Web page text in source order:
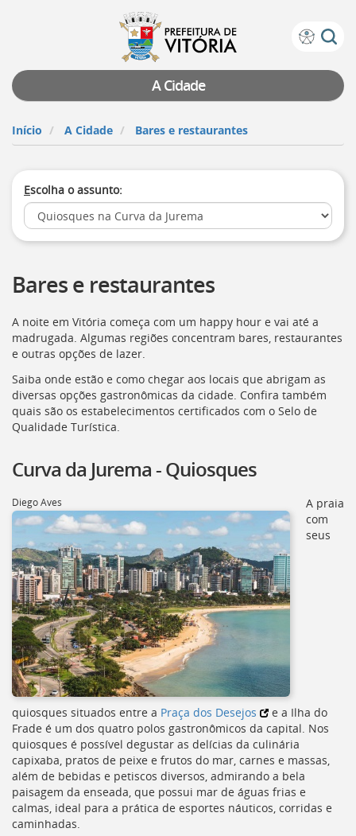
Prefeitura
Vitória
teclado:
para
a
de
instruções
de
acessibilidade
[]
a
inicial
do
Portal
Ir
para
o
Portal
Serviços
[]
para
a
lista
de
secretarias
[]
Ir
para
a
página
de
legislação
[]
Ir
para
a
listagem
de
notícias
[]
Ir
A Cidade
Início A Cidade Bares e restaurantes
Escolha o assunto:
Bares e restaurantes
A noite em Vitória começa com um happy hour e vai até a
madrugada. Algumas regiões concentram bares, restaurantes
e outras opções de lazer.
Saiba onde estão e como chegar aos locais que abrigam as
diversas opções gastronômicas da cidade. Confira também
quais são os estabelecimentos certificados com o Selo de
Qualidade Turística.
Curva da Jurema - Quiosques
Diego Aves
A praia
com
seus
quiosques situados entre a Praça dos Desejos
e a Ilha do
Frade é um dos quatro polos gastronômicos da capital. Nos
quiosques é possível degustar as delícias da culinária
capixaba, pratos de peixe e frutos do mar, carnes e massas,
além de bebidas e petiscos diversos, admirando a bela
paisagem da enseada, que possui mar de águas frias e
calmas, ideal para a prática de esportes náuticos, corridas e
caminhadas.